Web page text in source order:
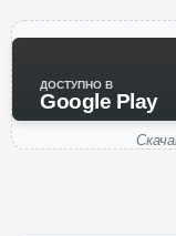
ДОСТУПНО В
Google Play